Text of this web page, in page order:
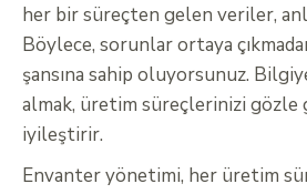
her bir süreçten gelen veriler,
Böylece, sorunlar ortaya
şansına sahip oluyorsunuz.
almak, üretim süreçlerinizi
iyileştirir.
Envanter yönetimi, her üretim